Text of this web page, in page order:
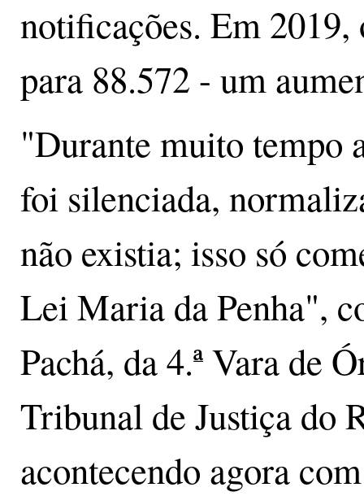
notificações. Em
para 88.572 - um
"Durante muito tempo
foi silenciada,
não existia; isso só
Lei Maria da Penha",
Pachá, da 4.ª Vara de
Tribunal de Justiça do
acontecendo agora